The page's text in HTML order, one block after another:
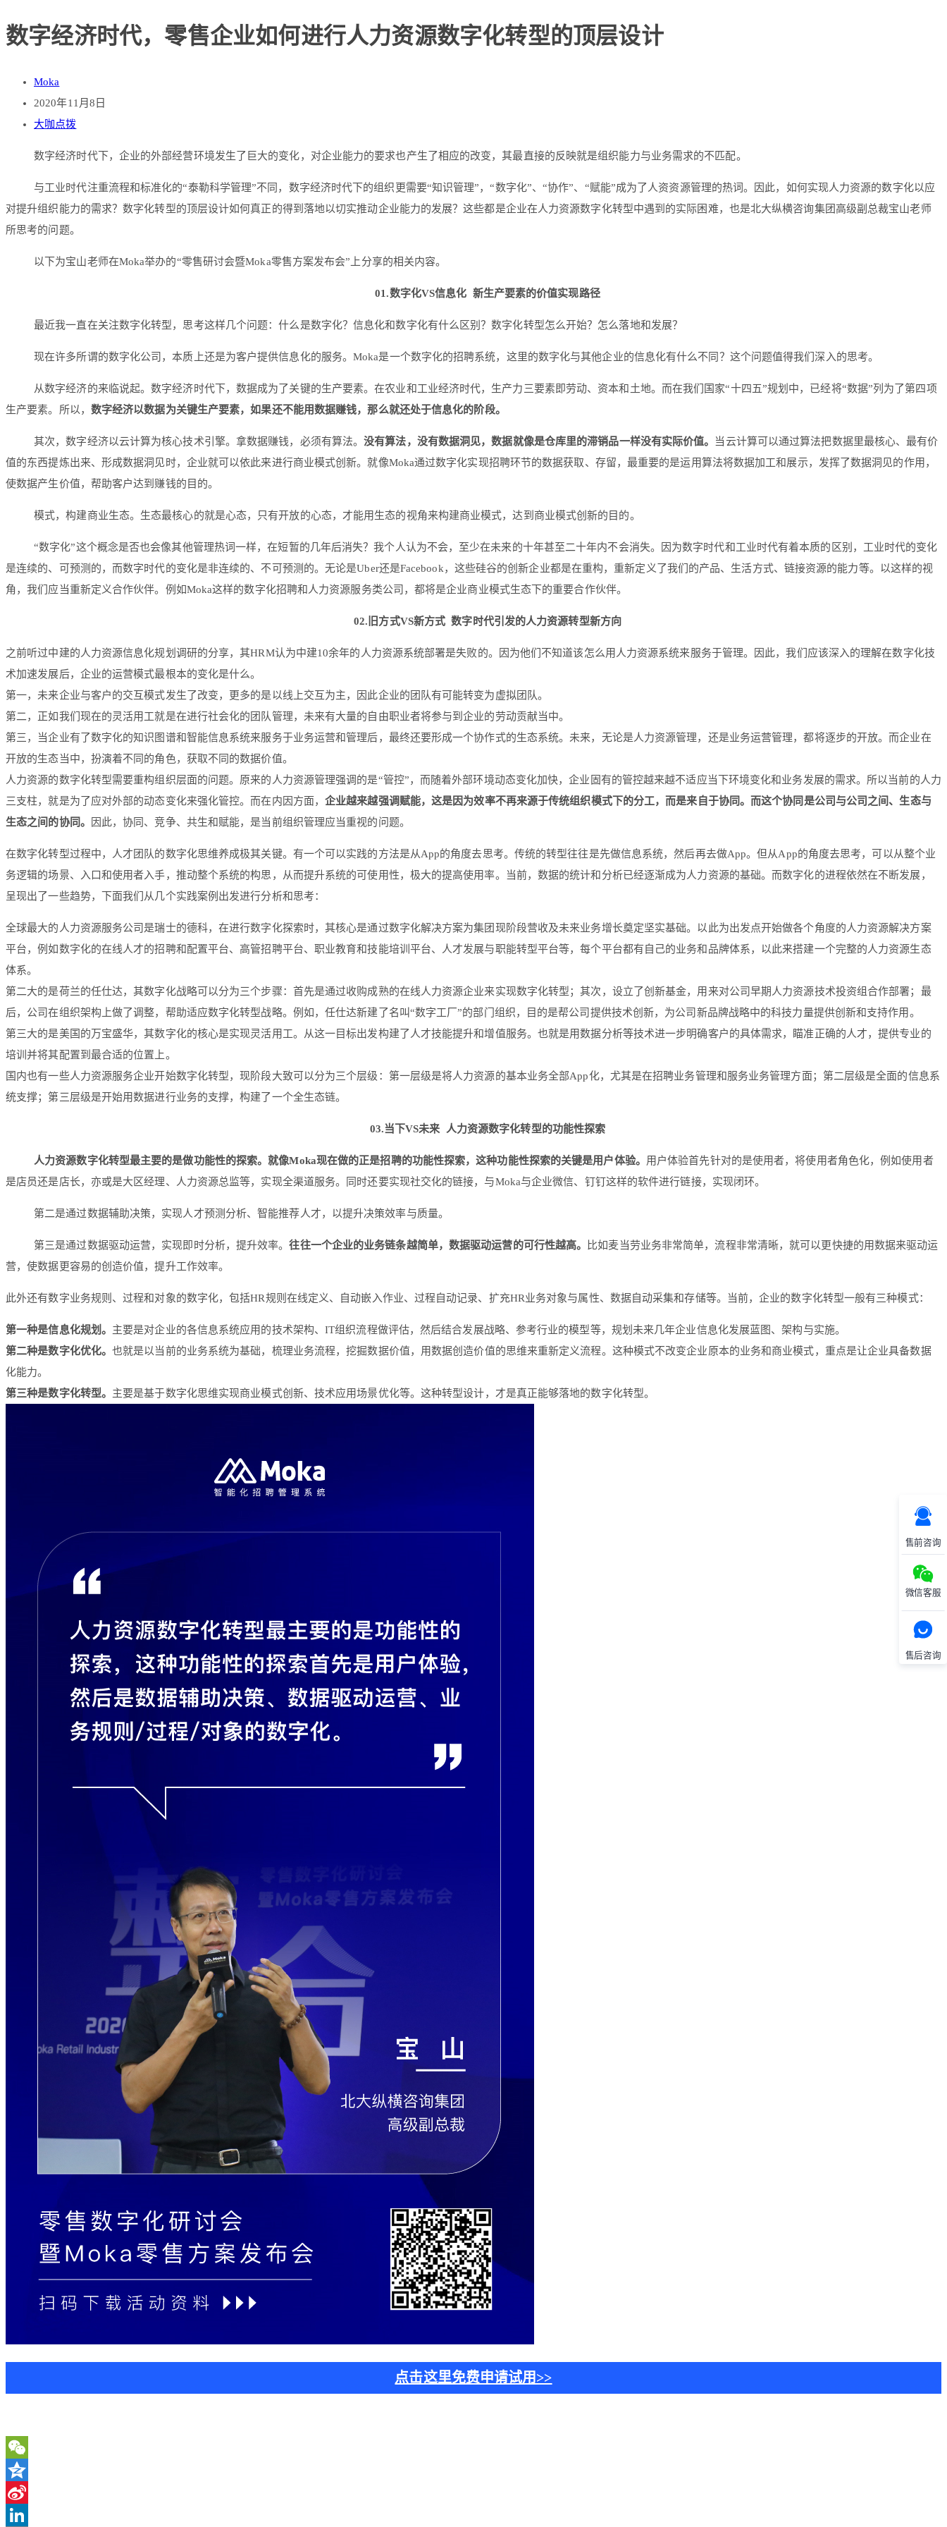
售前咨询
微信客服
售后咨询
数字经济时代，零售企业如何进行人力资源数字化转型的顶层设计
Moka
2020年11月8日
大咖点拨
数字经济时代下，企业的外部经营环境发生了巨大的变化，对企业能力的要求也产生了相应的改变，其最直接的反映就是组织能力与业务需求的不匹配。
与工业时代注重流程和标准化的“泰勒科学管理”不同，数字经济时代下的组织更需要“知识管理”，“数字化”、“协作”、“赋能”成为了人资资源管理的热词。因此，如何实现人力资源的数字化以应
对提升组织能力的需求？数字化转型的顶层设计如何真正的得到落地以切实推动企业能力的发展？这些都是企业在人力资源数字化转型中遇到的实际困难，也是北大纵横咨询集团高级副总裁宝山老师
所思考的问题。
以下为宝山老师在Moka举办的“零售研讨会暨Moka零售方案发布会”上分享的相关内容。
01.数字化VS信息化 新生产要素的价值实现路径
最近我一直在关注数字化转型，思考这样几个问题：什么是数字化？信息化和数字化有什么区别？数字化转型怎么开始？怎么落地和发展？
现在许多所谓的数字化公司，本质上还是为客户提供信息化的服务。Moka是一个数字化的招聘系统，这里的数字化与其他企业的信息化有什么不同？这个问题值得我们深入的思考。
从数字经济的来临说起。数字经济时代下，数据成为了关键的生产要素。在农业和工业经济时代，生产力三要素即劳动、资本和土地。而在我们国家“十四五”规划中，已经将“数据”列为了第四项
生产要素。所以， 数字经济以数据为关键生产要素，如果还不能用数据赚钱，那么就还处于信息化的阶段。
其次，数字经济以云计算为核心技术引擎。拿数据赚钱，必须有算法。没有算法，没有数据洞见，数据就像是仓库里的滞销品一样没有实际价值。 当云计算可以通过算法把数据里最核心、最有价
值的东西提炼出来、形成数据洞见时，企业就可以依此来进行商业模式创新。就像Moka通过数字化实现招聘环节的数据获取、存留，最重要的是运用算法将数据加工和展示，发挥了数据洞见的作用，
使数据产生价值，帮助客户达到赚钱的目的。
模式，构建商业生态。生态最核心的就是心态，只有开放的心态，才能用生态的视角来构建商业模式，达到商业模式创新的目的。
“数字化”这个概念是否也会像其他管理热词一样，在短暂的几年后消失？我个人认为不会，至少在未来的十年甚至二十年内不会消失。因为数字时代和工业时代有着本质的区别，工业时代的变化
是连续的、可预测的，而数字时代的变化是非连续的、不可预测的。无论是Uber还是Facebook，这些硅谷的创新企业都是在重构，重新定义了我们的产品、生活方式、链接资源的能力等。以这样的视
角，我们应当重新定义合作伙伴。例如Moka这样的数字化招聘和人力资源服务类公司，都将是企业商业模式生态下的重要合作伙伴。
02.旧方式VS新方式数字时代引发的人力资源转型新方向
之前听过中建的人力资源信息化规划调研的分享，其HRM认为中建10余年的人力资源系统部署是失败的。因为他们不知道该怎么用人力资源系统来服务于管理。因此，我们应该深入的理解在数字化技
术加速发展后，企业的运营模式最根本的变化是什么。
第一，未来企业与客户的交互模式发生了改变，更多的是以线上交互为主，因此企业的团队有可能转变为虚拟团队。
第二，正如我们现在的灵活用工就是在进行社会化的团队管理，未来有大量的自由职业者将参与到企业的劳动贡献当中。
第三，当企业有了数字化的知识图谱和智能信息系统来服务于业务运营和管理后，最终还要形成一个协作式的生态系统。未来，无论是人力资源管理，还是业务运营管理，都将逐步的开放。而企业在
开放的生态当中，扮演着不同的角色，获取不同的数据价值。
人力资源的数字化转型需要重构组织层面的问题。原来的人力资源管理强调的是“管控”，而随着外部环境动态变化加快，企业固有的管控越来越不适应当下环境变化和业务发展的需求。所以当前的人力
三支柱，就是为了应对外部的动态变化来强化管控。而在内因方面，企业越来越强调赋能，这是因为效率不再来源于传统组织模式下的分工，而是来自于协同。而这个协同是公司与公司之间、生态与
生态之间的协同。
因此，协同、竞争、共生和赋能，是当前组织管理应当重视的问题。
在数字化转型过程中，人才团队的数字化思维养成极其关键。有一个可以实践的方法是从App的角度去思考。传统的转型往往是先做信息系统，然后再去做App。但从App的角度去思考，可以从整个业
务逻辑的场景、入口和使用者入手，推动整个系统的构思，从而提升系统的可使用性，极大的提高使用率。当前，数据的统计和分析已经逐渐成为人力资源的基础。而数字化的进程依然在不断发展，
呈现出了一些趋势，下面我们从几个实践案例出发进行分析和思考：
全球最大的人力资源服务公司是瑞士的德科，在进行数字化探索时，其核心是通过数字化解决方案为集团现阶段营收及未来业务增长奠定坚实基础。以此为出发点开始做各个角度的人力资源解决方案
平台，例如数字化的在线人才的招聘和配置平台、高管招聘平台、职业教育和技能培训平台、人才发展与职能转型平台等，每个平台都有自己的业务和品牌体系，以此来搭建一个完整的人力资源生态
体系。
第二大的是荷兰的任仕达，其数字化战略可以分为三个步骤：首先是通过收购成熟的在线人力资源企业来实现数字化转型；其次，设立了创新基金，用来对公司早期人力资源技术投资组合作部署；最
后，公司在组织架构上做了调整，帮助适应数字化转型战略。例如，任仕达新建了名叫“数字工厂”的部门组织，目的是帮公司提供技术创新，为公司新品牌战略中的科技力量提供创新和支持作用。
第三大的是美国的万宝盛华，其数字化的核心是实现灵活用工。从这一目标出发构建了人才技能提升和增值服务。也就是用数据分析等技术进一步明确客户的具体需求，瞄准正确的人才，提供专业的
培训并将其配置到最合适的位置上。
国内也有一些人力资源服务企业开始数字化转型，现阶段大致可以分为三个层级：第一层级是将人力资源的基本业务全部App化，尤其是在招聘业务管理和服务业务管理方面；第二层级是全面的信息系
统支撑；第三层级是开始用数据进行业务的支撑，构建了一个全生态链。
03.当下VS未来 人力资源数字化转型的功能性探索
人力资源数字化转型最主要的是做功能性的探索。就像Moka现在做的正是招聘的功能性探索，这种功能性探索的关键是用户体验。 用户体验首先针对的是使用者，将使用者角色化，例如使用者
是店员还是店长，亦或是大区经理、人力资源总监等，实现全渠道服务。同时还要实现社交化的链接，与Moka与企业微信、钉钉这样的软件进行链接，实现闭环。
第二是通过数据辅助决策，实现人才预测分析、智能推荐人才，以提升决策效率与质量。
第三是通过数据驱动运营，实现即时分析，提升效率。往往一个企业的业务链条越简单，数据驱动运营的可行性越高。
比如麦当劳业务非常简单，流程非常清晰，就可以更快捷的用数据来驱动运
营，使数据更容易的创造价值，提升工作效率。
此外还有数字业务规则、过程和对象的数字化，包括HR规则在线定义、自动嵌入作业、过程自动记录、扩充HR业务对象与属性、数据自动采集和存储等。当前，企业的数字化转型一般有三种模式：
第一种是信息化规划。 主要是对企业的各信息系统应用的技术架构、IT组织流程做评估，然后结合发展战略、参考行业的模型等，规划未来几年企业信息化发展蓝图、架构与实施。
第二种是数字化优化。 也就是以当前的业务系统为基础，梳理业务流程，挖掘数据价值，用数据创造价值的思维来重新定义流程。这种模式不改变企业原本的业务和商业模式，重点是让企业具备数据
化能力。
第三种是数字化转型。 主要是基于数字化思维实现商业模式创新、技术应用场景优化等。这种转型设计，才是真正能够落地的数字化转型。
点击这里免费申请试用>>
WeChat
Qzone
Sina